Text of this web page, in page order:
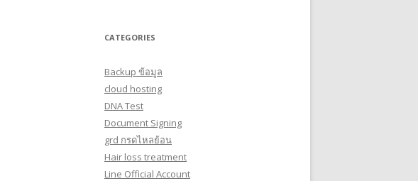
CATEGORIES
Backup ข้อมูล
cloud hosting
DNA Test
Document Signing
grd กรดไหลย้อน
Hair loss treatment
Line Official Account